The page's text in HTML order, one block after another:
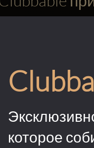
которое